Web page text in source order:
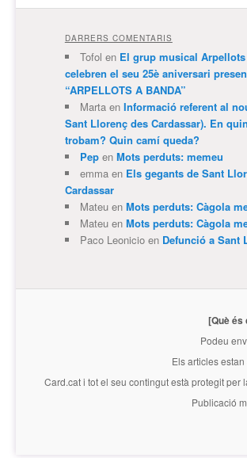
DARRERS COMENTARIS
Tofol en El grup musical Arpellots
celebren el seu 25è aniversari
“ARPELLOTS A BANDA”
Martaen Informació referent al
Sant Llorenç des Cardassar). En
trobam? Quin camí queda?
Pepen Mots perduts: memeu
emmaen Els gegants de Sant
Cardassar
Mateuen Mots perduts: Càgola
Mateuen Mots perduts: Càgola
Paco Leonicioen Defunció a Sant
[Què és
Podeu
Els articles
Card.cati tot el seu contingut està protegit per
Publicació